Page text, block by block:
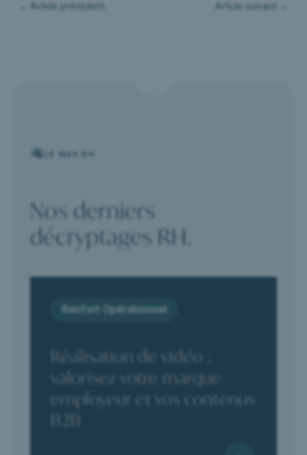
Article précédent Article suivant
LE MAG RH
Nos derniers
décryptages RH.
Réalisation de vidéo :
valorisez votre marque
employeur et vos contenus
B2B
Renfort Opérationnel